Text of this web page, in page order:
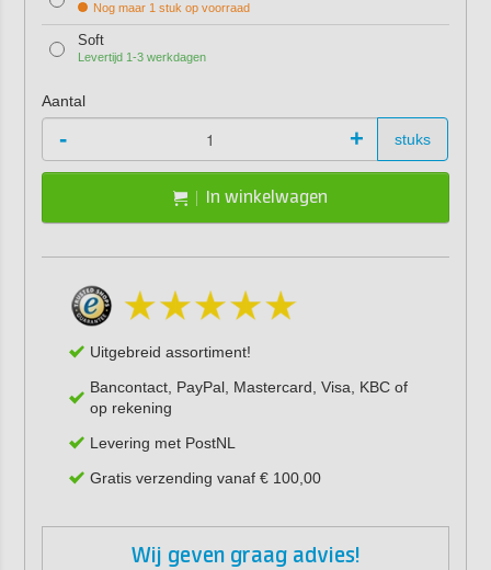
Nog maar 1 stuk op voorraad
Soft
Levertijd 1-3 werkdagen
Aantal
- + stuks
In winkelwagen
Uitgebreid assortiment!
Bancontact, PayPal, Mastercard, Visa, KBC of
op rekening
Levering met PostNL
Gratis verzending vanaf € 100,00
Wij geven graag advies!